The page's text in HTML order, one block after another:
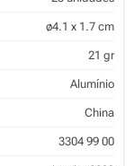
ø4.1 x 1.7 cm
21 gr
Alumínio
China
3304 99 00